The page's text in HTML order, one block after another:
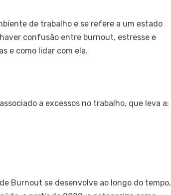
de trabalho e se refere a um estado
confusão entre burnout, estresse e
e como lidar com ela.
a excessos no trabalho, que leva a:
Burnout se desenvolve ao longo do tempo,